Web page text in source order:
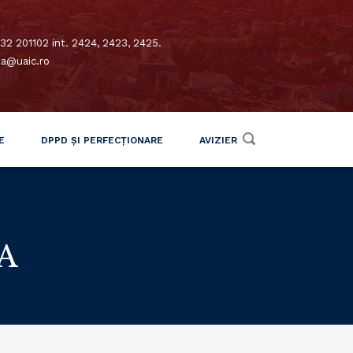
201102 int. 2424, 2423, 2425.
DPPD ȘI PERFECȚIONARE AVIZIER